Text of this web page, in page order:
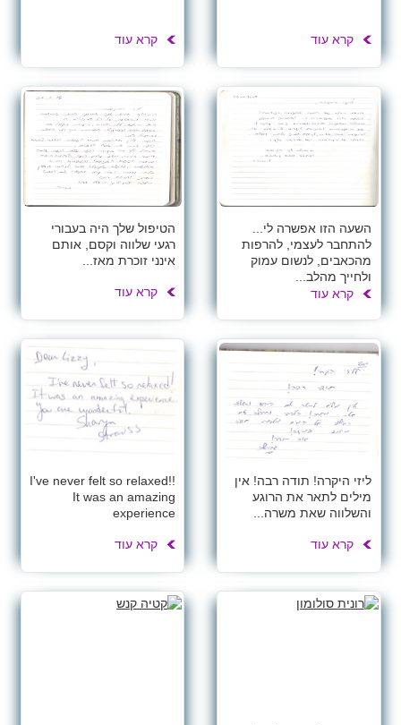
קרא עוד קרא עוד
השעה הזו אפשרה לי...
להתחבר לעצמי, להרפות
מהכאבים, לנשום עמוק
ולחייך מהלב...
קרא עוד
הטיפול שלך היה בעבורי
רגעי שלווה וקסם, אותם
אינני זוכרת מאז...
קרא עוד
ליזי היקרה! תודה רבה! אין
מילים לתאר את הרוגע
והשלווה שאת משרה...
קרא עוד
!I've never felt so relaxed!
It was an amazing
experience
קרא עוד